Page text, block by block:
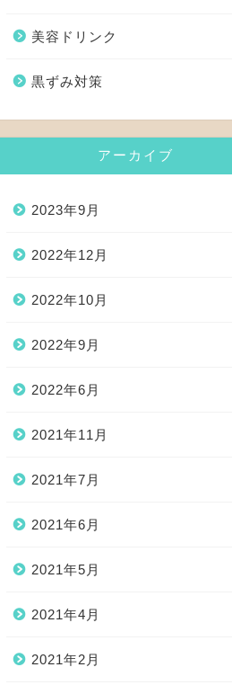
美容ドリンク
黒ずみ対策
アーカイブ
2023年9月
2022年12月
2022年10月
2022年9月
2022年6月
2021年11月
2021年7月
2021年6月
2021年5月
2021年4月
2021年2月